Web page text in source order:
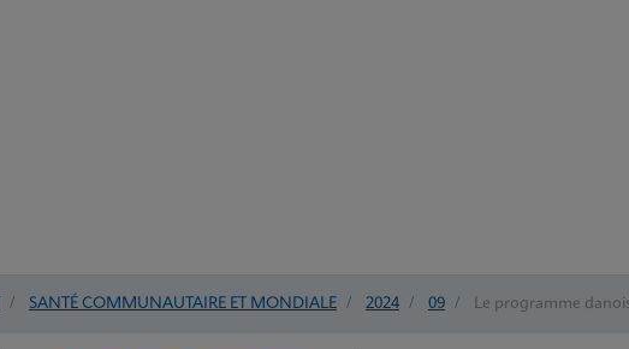
/ SANTÉ COMMUNAUTAIRE ET MONDIALE / 2024 / 09 / Le programme